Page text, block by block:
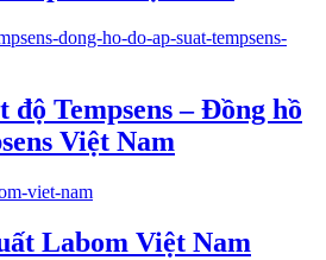
độ Tempsens – Đồng hồ
Việt Nam
Labom Việt Nam